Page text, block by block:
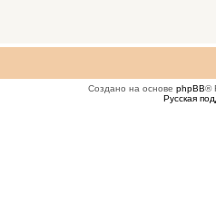
Создано на основе phpBB®
Русская